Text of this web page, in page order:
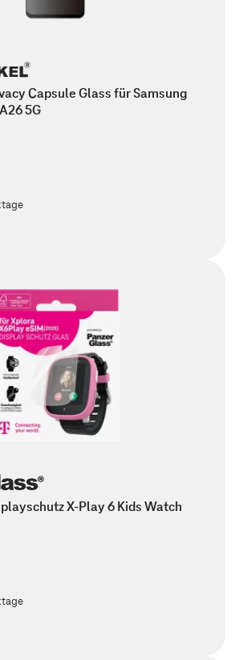
Capsule Glass für Samsung
5G
X-Play 6 Kids Watch